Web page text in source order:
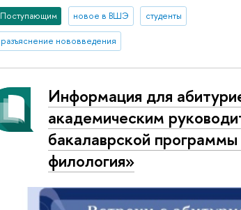
Поступающим новое в ВШЭ студенты
разъяснение нововведения
Информация для
академическим
бакалаврской
филология»